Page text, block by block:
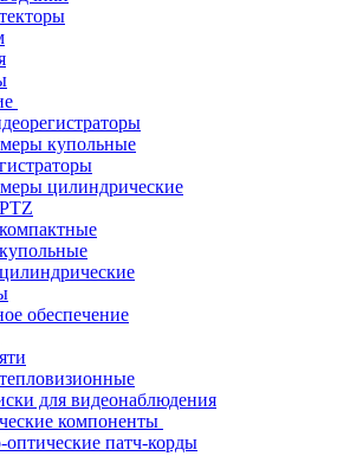
купольные
цилиндрические
обеспечение
для видеонаблюдения
компоненты
патч-корды